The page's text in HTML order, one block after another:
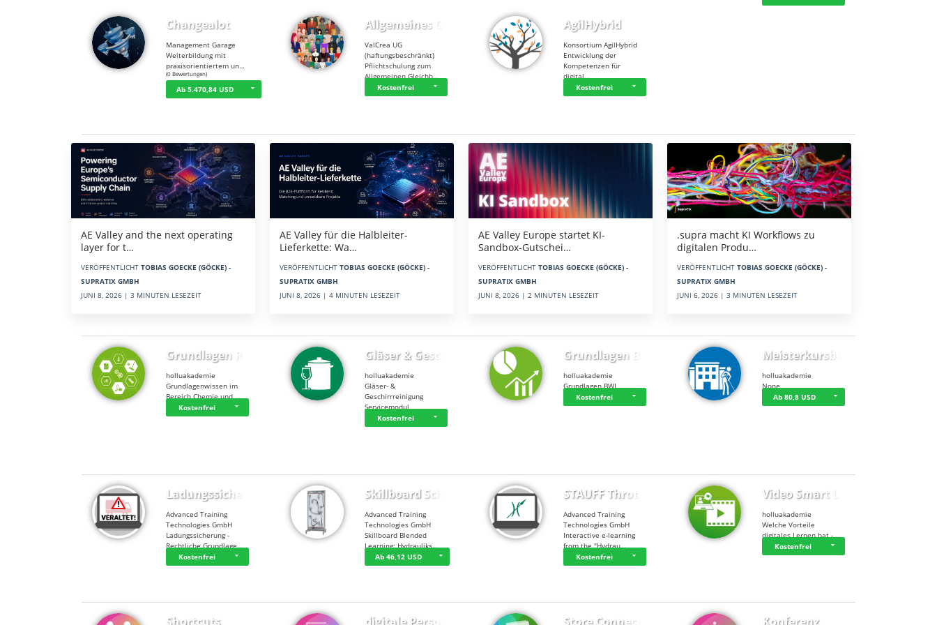
Changealot
Management Garage
Weiterbildung mit
praxisorientiertem un…
☆☆☆ ☆☆
(0 Bewertungen)
Ab 5.470,84 USD
Allgemeines Gle…
ValCrea UG
(haftungsbeschränkt)
Pflichtschulung zum
Allgemeinen Gleichb…
Kostenfrei
AgilHybrid
Konsortium AgilHybrid
Entwicklung der
Kompetenzen für
digital…
Kostenfrei
AE Valley and the next operating
layer for t…
VERÖFFENTLICHT TOBIAS GOECKE (GÖCKE) -
SUPRATIX GMBH
JUNI 8, 2026 | 3 MINUTEN LESEZEIT
AE Valley für die Halbleiter-
Lieferkette: Wa…
VERÖFFENTLICHT TOBIAS GOECKE (GÖCKE) -
SUPRATIX GMBH
JUNI 8, 2026 | 4 MINUTEN LESEZEIT
AE Valley Europe startet KI-
Sandbox-Gutschei…
VERÖFFENTLICHT TOBIAS GOECKE (GÖCKE) -
SUPRATIX GMBH
JUNI 8, 2026 | 2 MINUTEN LESEZEIT
.supra macht KI Workflows zu
digitalen Produ…
VERÖFFENTLICHT TOBIAS GOECKE (GÖCKE) -
SUPRATIX GMBH
JUNI 6, 2026 | 3 MINUTEN LESEZEIT
Grundlagen Rein…
holluakademie
Grundlagenwissen im
Bereich Chemie und …
Kostenfrei
Gläser & Geschi…
holluakademie
Gläser- &
Geschirrreinigung
Servicemodul
Kostenfrei
Grundlagen BWL
holluakademie
Grundlagen BWL
Kostenfrei
Meisterkursbegl…
holluakademie
None
Ab 80,8 USD
Ladungssicherung
Advanced Training
Technologies GmbH
Ladungssicherung -
Rechtliche Grundlage…
Kostenfrei
Skillboard Schl…
Advanced Training
Technologies GmbH
Skillboard Blended
Learning: Hydrauliks…
Ab 46,12 USD
STAUFF Throttle…
Advanced Training
Technologies GmbH
Interactive e-learning
from the "Hydrau…
Kostenfrei
Video Smart Lea…
holluakademie
Welche Vorteile
digitales Lernen hat - …
Kostenfrei
Shortcuts digitale Person… Store Connect Konferenz